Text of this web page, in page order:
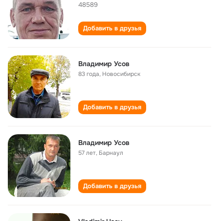
48589
Добавить в друзья
Владимир Усов
83 года, Новосибирск
Добавить в друзья
Владимир Усов
57 лет, Барнаул
Добавить в друзья